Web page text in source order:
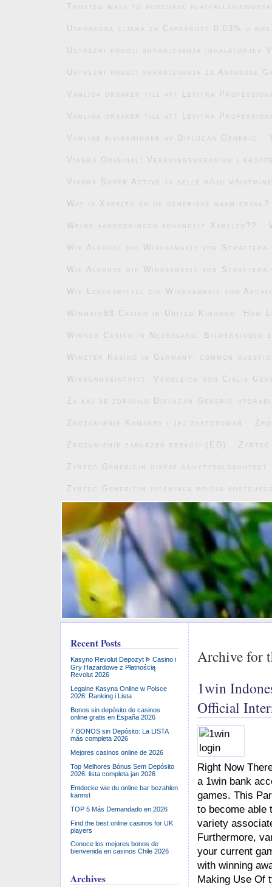
Trusted ways to purchase
Usporedba cijena za Careprost 0.03% u
Ustrezni pogoji shranjevanja inhalatorjev
Ustrezni pogoji shranjevanja za Antabuse
Vanliga orsaker till att Levitra
Vanliga orsaker till att Levitra
Vanlige bivirkninger av Diflucan Generic
Viagra Original: Verkningsmekanism i
Viagra Super Active ja selle mõju mõistmine
Wat is Xarelto en de generieke naam ervan?
Welke aandoeningen behandelt Xarelto??
Wie Alkohol die Wirksamkeit von Strattera-
Wie Alkohol die Wirksamkeit von Strattera-
Wie Lebensmittel die Wirksamkeit von
Winmate88 Casino in United Kingdom:
Winner Casino in Nederland: Bijwerkingen
Winzter Kasino in Germany: common
Wirkungseintritt: Vergleich von Cialis
Za kaj se zdravilo Diflucan Generic
Zrozumienie Kamagry i jej zastosowań
Zrozumienie zaburzeń erekcji (ED) Zyrtec
Zyrtec Genericin oikeat säilytysolosuhteet
Zyrtec Genericin pitäminen poissa
Archive for
1win
Official
Right Now
a 1win bank
games. This
to become able
variety
Furthermore,
your current
with winning
Making Use Of
Recent Posts
Kasyno Revolut Depozyt ᐈ Casino i
Gry Hazardowe z Płatnością
Revolut 2026
Legalne Kasyna Online w Polsce
2026: Ranking i Lista
Bonos sin depósito de casinos
online gratis en España 2026
7 BONOS sin Depósito: La LISTA
más completa 2026
Mejores casinos online de 2026
Top Melhores Bónus Sem Depósito
2026: lista completa jan 2026
Entdecke wie du online bar bezahlen
kannst
TOP 5 Más Demandado en 2026
Find the best online casinos for UK
players
Conoce los mejores bonos de
bienvenida en casinos Chile 2026
Archives